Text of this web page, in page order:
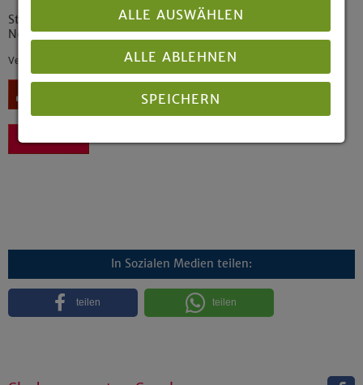
Studientag der Evangelischen Kirche von Westfalen und der
Neuapostolischen Kirche Westdeutschland
Veröffentlicht: 04/2020
In Sozialen Medien teilen:
teilen teilen
ALLE AUSWÄHLEN
ALLE ABLEHNEN
SPEICHERN